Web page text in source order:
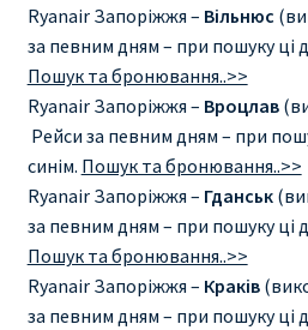
Ryanair Запоріжжя – Вільнюс
за певним дням – при пошуку ці
Пошук та бронювання..>>
Ryanair Запоріжжя – Вроцлав
Рейси за певним дням – при
синім. Пошук та бронювання..>>
Ryanair Запоріжжя – Гданськ
за певним дням – при пошуку ці
Пошук та бронювання..>>
Ryanair Запоріжжя – Краків
за певним дням – при пошуку ці